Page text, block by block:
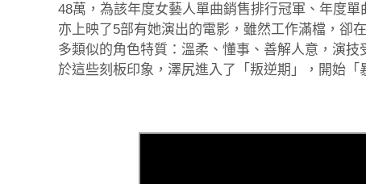
48萬，為該年度女藝人單曲銷售排行冠軍、年度
亦上映了5部有她演出的電影，雖然工作滿檔，卻
多類似的角色特質：溫柔、懂事、善解人意，演
於這些刻板印象，澤尻進入了「叛逆期」，開始「